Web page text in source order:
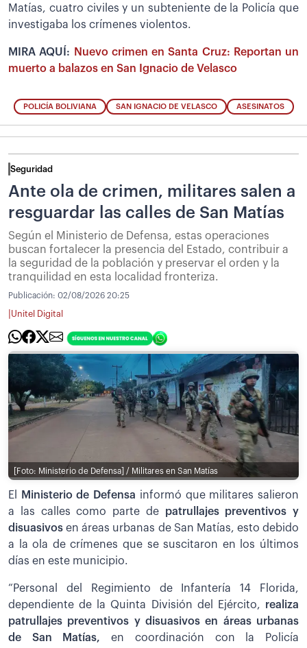
Matías, cuatro civiles y un subteniente de la Policía que
investigaba los crímenes violentos.
MIRA AQUÍ:
Nuevo crimen en Santa Cruz: Reportan un
muerto a balazos en San Ignacio de Velasco
POLICÍA BOLIVIANA SAN IGNACIO DE VELASCO ASESINATOS
Seguridad
Ante ola de crimen, militares salen a
resguardar las calles de San Matías
Según el Ministerio de Defensa, estas operaciones
buscan fortalecer la presencia del Estado, contribuir a
la seguridad de la población y preservar el orden y la
tranquilidad en esta localidad fronteriza.
Publicación: 02/08/2026 20:25
Unitel Digital
[Foto: Ministerio de Defensa] / Militares en San Matías
El Ministerio de Defensa informó que militares salieron
a las calles como parte de patrullajes preventivos y
disuasivosen áreas urbanas de San Matías, esto debido
a la ola de crímenes que se suscitaron en los últimos
días en este municipio.
“Personal del Regimiento de Infantería 14 Florida,
dependiente de la Quinta División del Ejército, realiza
patrullajes preventivos y disuasivos en áreas urbanas
de San Matías, en coordinación con la Policía